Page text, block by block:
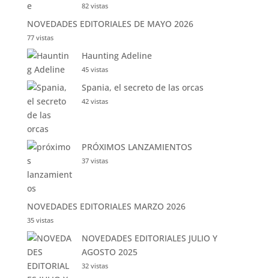
82 vistas
NOVEDADES EDITORIALES DE MAYO 2026
77 vistas
Haunting Adeline
45 vistas
Spania, el secreto de las orcas
42 vistas
PRÓXIMOS LANZAMIENTOS
37 vistas
NOVEDADES EDITORIALES MARZO 2026
35 vistas
NOVEDADES EDITORIALES JULIO Y
AGOSTO 2025
32 vistas